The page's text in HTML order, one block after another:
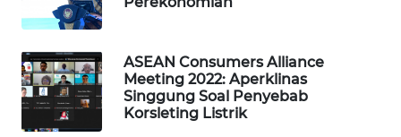
ASEAN Consumers Alliance
Meeting 2022: Aperklinas
Singgung Soal Penyebab
Korsleting Listrik
LISTRIK
WAHANA
TRAVEL
WAHANA